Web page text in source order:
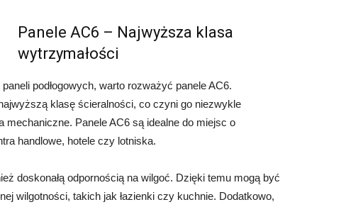
Panele AC6 – Najwyższa klasa
wytrzymałości
podłogowych, warto rozważyć panele AC6.
klasę ścieralności, co czyni go niezwykle
Panele AC6 są idealne do miejsc o
handlowe, hotele czy lotniska.
doskonałą odpornością na wilgoć. Dzięki temu mogą być
wilgotności, takich jak łazienki czy kuchnie. Dodatkowo,